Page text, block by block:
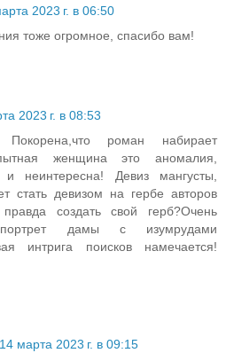
2023 г. в 06:50
тоже огромное, спасибо вам!
2023 г. в 08:53
Покорена,что роман набирает
женщина это аномалия,
и неинтересна! Девиз мангусты,
стать девизом на гербе авторов
создать свой герб?Очень
портрет дамы с изумрудами
интрига поисков намечается!
14 марта 2023 г. в 09:15